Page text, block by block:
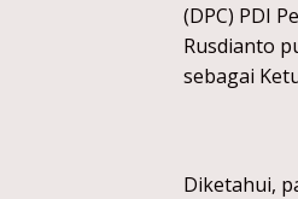
(DPC) PDI
Rusdianto
sebagai
Diketahui,